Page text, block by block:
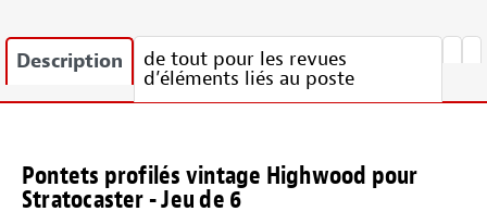
Description de tout pour les revues
d’éléments liés au poste
Pontets profilés vintage Highwood pour
Stratocaster - Jeu de 6